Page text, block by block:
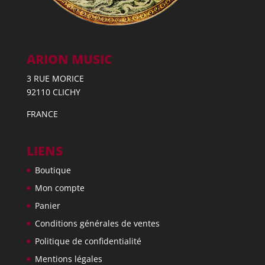
ARION MUSIC
3 RUE MORICE
92110 CLICHY
FRANCE
LIENS
Boutique
Mon compte
Panier
Conditions générales de ventes
Politique de confidentialité
Mentions légales